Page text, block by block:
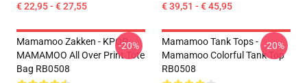
€ 22,95 - € 27,55 € 39,51 - € 45,95
Mamamoo Zakken - KPOP
MAMAMOO All Over Print Tote
Bag RB0508
-20%
Mamamoo Tank Tops -
Mamamoo Colorful Tank Top
RB0508
-20%